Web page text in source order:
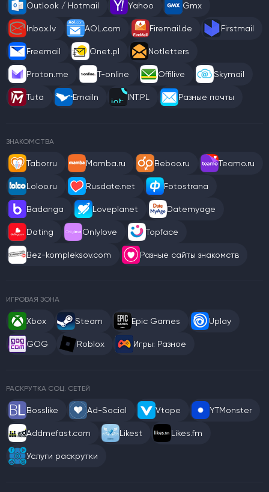
Outlook / Hotmail Yahoo Gmx
Inbox.lv AOL.com Firemail.de Firstmail
Freemail Onet.pl Notletters
Proton.me T-online Offilive Skymail
Tuta Emailn INT.PL Разные почты
ЗНАКОМСТВА
Tabor.ru Mamba.ru Beboo.ru Teamo.ru
Loloo.ru Rusdate.net Fotostrana
Badanga Loveplanet Datemyage
Dating Onlylove Topface
Bez-kompleksov.com Разные сайты знакомств
ИГРОВАЯ ЗОНА
Xbox Steam Epic Games Uplay
GOG Roblox Игры: Разное
РАСКРУТКА СОЦ. СЕТЕЙ
Bosslike Ad-Social Vtope YTMonster
Addmefast.com Likest Likes.fm
Услуги раскрутки